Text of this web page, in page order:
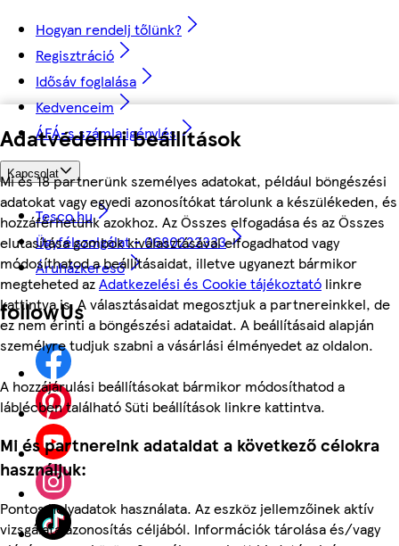
Adatvédelmi beállítások
Mi és 18 partnerünk személyes adatokat, például böngészési
adatokat vagy egyedi azonosítókat tárolunk a készülékeden, és
hozzáférhetünk azokhoz. Az Összes elfogadása és az Összes
elutasítása gombok kiválasztásával elfogadhatod vagy
módosíthatod a beállításaidat, illetve ugyanezt bármikor
megteheted azAdatkezelési és Cookie tájékoztató linkre
kattintva is. A választásaidat megosztjuk a partnereinkkel, de
ez nem érinti a böngészési adataidat. A beállításaid alapján
személyre tudjuk szabni a vásárlási élményedet az oldalon.
A hozzájárulási beállításokat bármikor módosíthatod a
láblécben található Süti beállítások linkre kattintva.
Mi és partnereink adataidat a következő célokra
használjuk:
Pontos helyadatok használata. Az eszköz jellemzőinek aktív
vizsgálata azonosítás céljából. Információk tárolása és/vagy
Hogyan rendelj tőlünk?
Regisztráció
Idősáv foglalása
Kedvenceim
ÁFÁ-s számla igénylés
Kapcsolat
Tesco.hu
Ügyfélszolgálat - 0680222333
Áruházkereső
followUs